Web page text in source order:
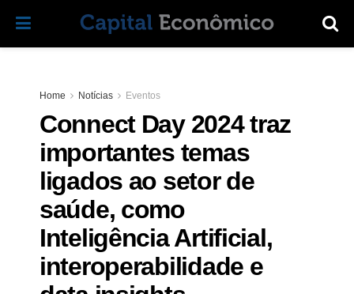
Home Notícias Eventos
Connect Day 2024 traz
importantes temas
ligados ao setor de
saúde, como
Inteligência Artificial,
interoperabilidade e